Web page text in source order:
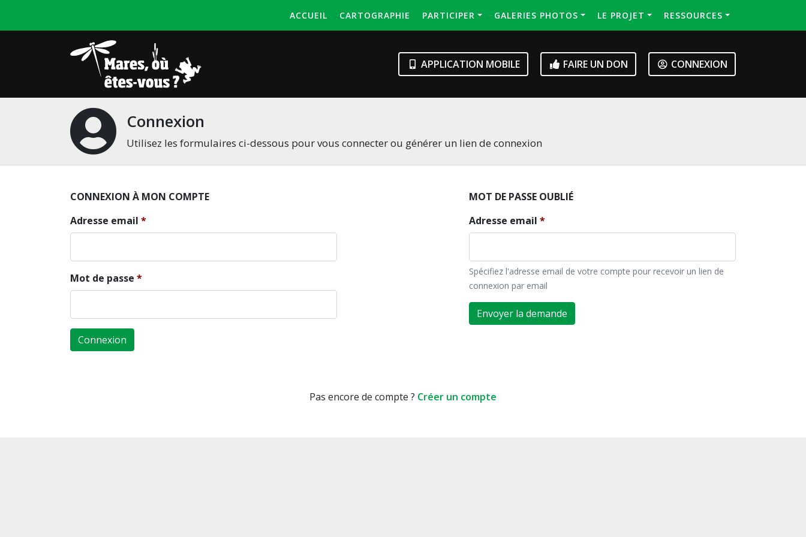
ACCUEIL CARTOGRAPHIE PARTICIPER GALERIES PHOTOS LE PROJET RESSOURCES
APPLICATION MOBILE FAIRE UN DON CONNEXION
Connexion
Utilisez les formulaires ci-dessous pour vous connecter ou générer un lien de connexion
CONNEXION À MON COMPTE
Adresse email
Mot de passe
Connexion
MOT DE PASSE OUBLIÉ
Adresse email
Spécifiez l'adresse email de votre compte pour recevoir un lien de
connexion par email
Envoyer la demande
Pas encore de compte ? Créer un compte